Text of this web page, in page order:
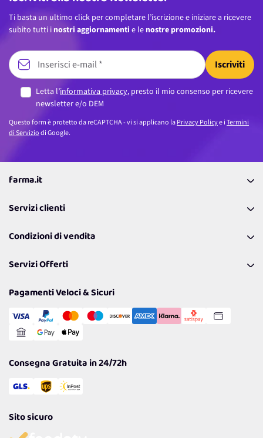
Ti basta un ultimo click per completare l’iscrizione e iniziare a ricevere
subito tutti i nostri aggiornamenti e le nostre promozioni.
Iscriviti
Letta l’informativa privacy, presto il mio consenso per ricevere
newsletter e/o DEM
Questo form è protetto da reCAPTCHA - vi si applicano laPrivacy Policye iTermini
di Serviziodi Google.
farma.it
Coupon
Lavora con noi
Politiche per la parità di genere
Servizi clienti
Richiamami
Resi
Condizioni di vendita
Spedizioni
Cookie Policy
Gestisci Cookie
Servizi Offerti
Reso Facile e Veloce
Pagamenti Veloci & Sicuri
Consegna Gratuita in 24/72h
Sito sicuro